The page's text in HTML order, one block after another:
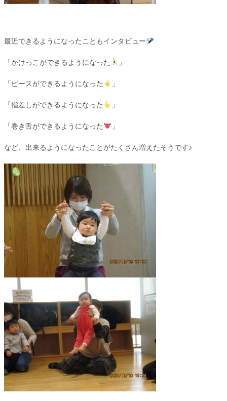
最近できるようになったこともインタビュー
「かけっこができるようになった 」
「ピースができるようになった 」
「指差しができるようになった 」
「巻き舌ができるようになった 」
など、出来るようになったことがたくさん増えたそうです♪